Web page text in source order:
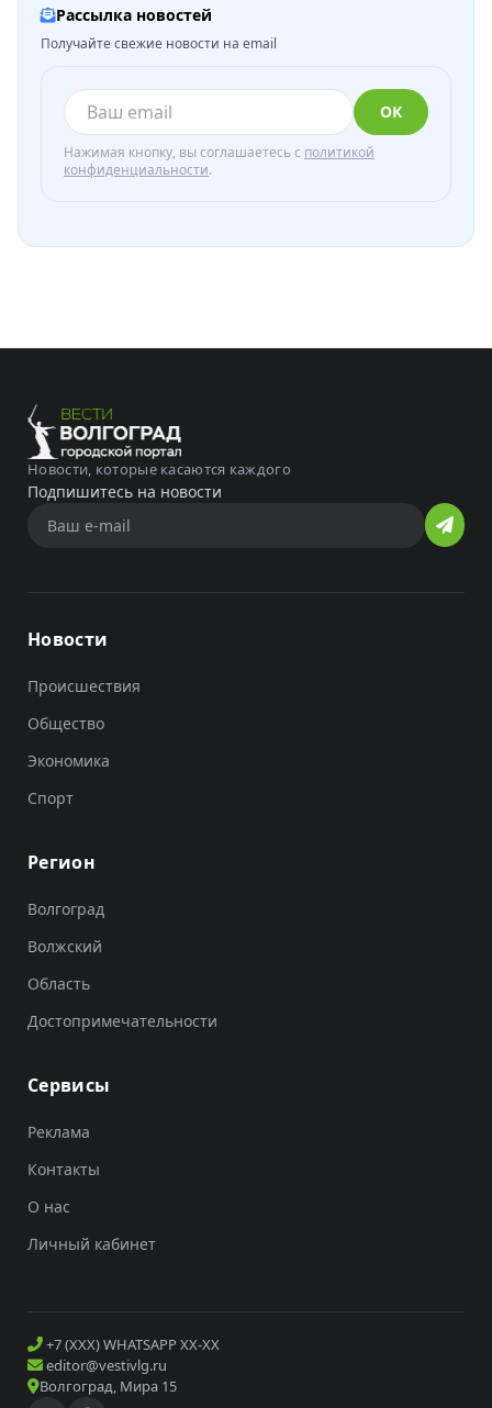
Рассылка новостей
Получайте свежие новости на email
ОК
Нажимая кнопку, вы соглашаетесь с политикой
конфиденциальности.
Новости, которые касаются каждого
Подпишитесь на новости
Новости
Происшествия
Общество
Экономика
Спорт
Регион
Волгоград
Волжский
Область
Достопримечательности
Сервисы
Реклама
Контакты
О нас
Личный кабинет
+7 (XXX) WHATSAPP XX-XX
editor@vestivlg.ru
Волгоград, Мира 15